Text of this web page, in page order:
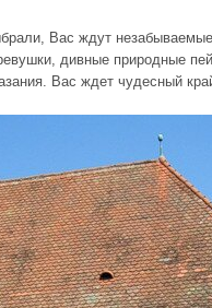
Вас ждут
дивные природные
Вас ждет чудесный